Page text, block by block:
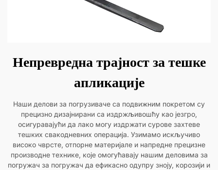
Непревредна трајност за тешке
апликације
Наши делови за погрузиваче са подвижним покретом су
прецизно дизајнирани са издржљивошћу као језгро,
осигуравајући да лако могу издржати сурове захтеве
тешких свакодневних операција. Узимамо искључиво
високо чврсте, отпорне материјале и напредне прецизне
производне технике, које омогућавају нашим деловима за
погружач за погружач да ефикасно одупру зноју, корозији и